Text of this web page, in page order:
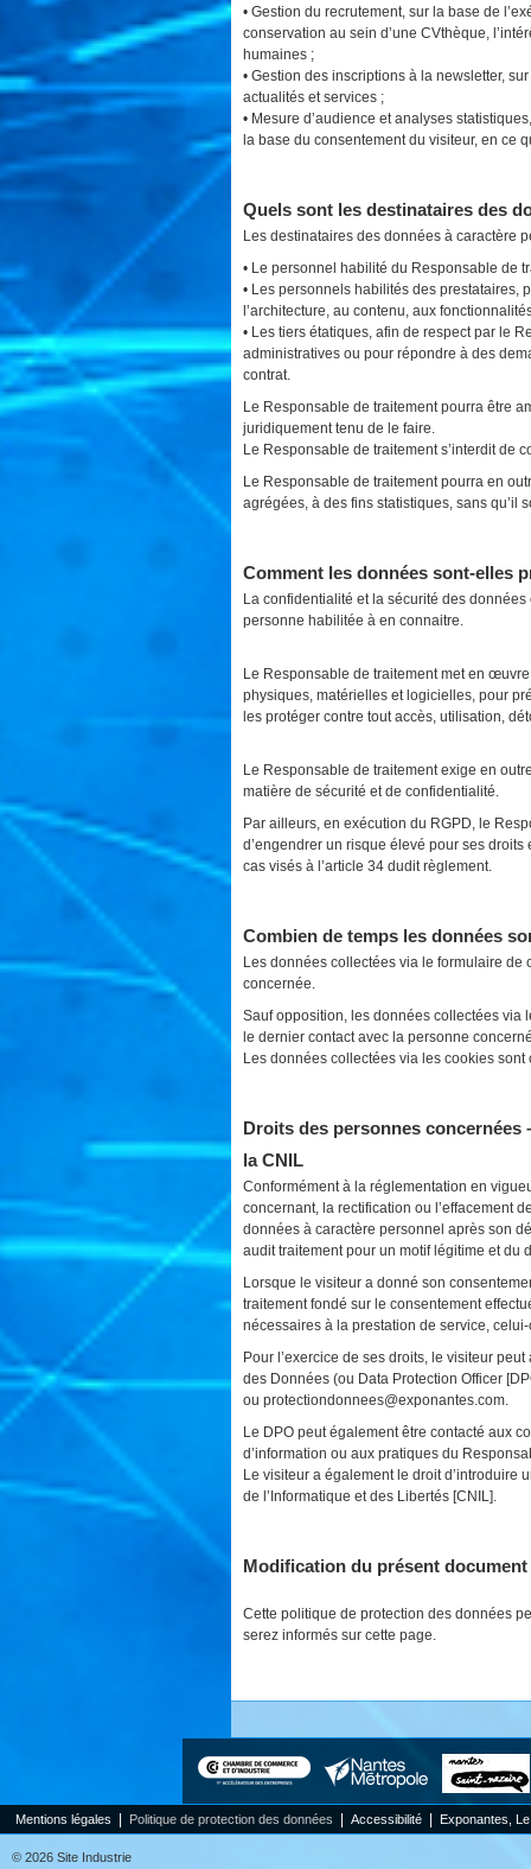
• Gestion du recrutement, sur la base de
conservation au sein d’une CVthèque,
humaines ;
• Gestion des inscriptions à la newsletter,
actualités et services ;
• Mesure d’audience et analyses
la base du consentement du visiteur, en ce
Quels sont les destinataires des
Les destinataires des données à caractère
• Le personnel habilité du Responsable de
• Les personnels habilités des prestataires,
l’architecture, au contenu, aux
• Les tiers étatiques, afin de respect par le
administratives ou pour répondre à des
contrat.
Le Responsable de traitement pourra être
juridiquement tenu de le faire.
Le Responsable de traitement s’interdit de
Le Responsable de traitement pourra en
agrégées, à des fins statistiques, sans qu’il
Comment les données sont-elles
La confidentialité et la sécurité des
personne habilitée à en connaitre.
Le Responsable de traitement met en
physiques, matérielles et logicielles, pour
les protéger contre tout accès, utilisation,
Le Responsable de traitement exige en
matière de sécurité et de confidentialité.
Par ailleurs, en exécution du RGPD, le
d’engendrer un risque élevé pour ses
cas visés à l’article 34 dudit règlement.
Combien de temps les données
Les données collectées via le formulaire de
concernée.
Sauf opposition, les données collectées via
le dernier contact avec la personne
Les données collectées via les cookies
Droits des personnes concernées
la CNIL
Conformément à la réglementation en
concernant, la rectification ou l’effacement
données à caractère personnel après son
audit traitement pour un motif légitime et du
Lorsque le visiteur a donné son
traitement fondé sur le consentement
nécessaires à la prestation de service,
Pour l’exercice de ses droits, le visiteur
des Données (ou Data Protection Officer
ou protectiondonnees@exponantes.com.
Le DPO peut également être contacté aux
d’information ou aux pratiques du
Le visiteur a également le droit d’introduire
de l’Informatique et des Libertés [CNIL].
Modification du présent document
Cette politique de protection des données
serez informés sur cette page.
Mentions légales Politique de protection des données Accessibilité Exponantes,
© 2026 Site Industrie